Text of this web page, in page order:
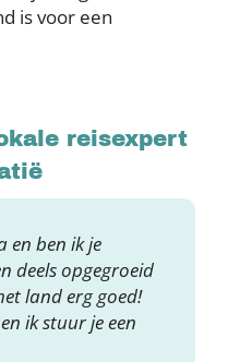
is voor een
reisexpert
en ben ik je
deels opgegroeid
land erg goed!
ik stuur je een